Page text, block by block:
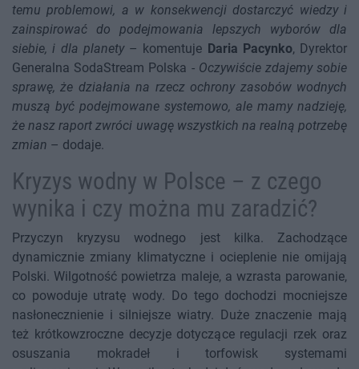
temu problemowi, a w konsekwencji dostarczyć wiedzy i
zainspirować do podejmowania lepszych wyborów dla
siebie, i dla planety– komentuje Daria Pacynko, Dyrektor
Generalna SodaStream Polska - Oczywiście zdajemy sobie
sprawę, że działania na rzecz ochrony zasobów wodnych
muszą być podejmowane systemowo, ale mamy nadzieję,
że nasz raport zwróci uwagę wszystkich na realną potrzebę
zmian – dodaje.
Kryzys wodny w Polsce – z czego
wynika i czy można mu zaradzić?
Przyczyn kryzysu wodnego jest kilka. Zachodzące
dynamicznie zmiany klimatyczne i ocieplenie nie omijają
Polski. Wilgotność powietrza maleje, a wzrasta parowanie,
co powoduje utratę wody. Do tego dochodzi mocniejsze
nasłonecznienie i silniejsze wiatry. Duże znaczenie mają
też krótkowzroczne decyzje dotyczące regulacji rzek oraz
osuszania mokradeł i torfowisk systemami